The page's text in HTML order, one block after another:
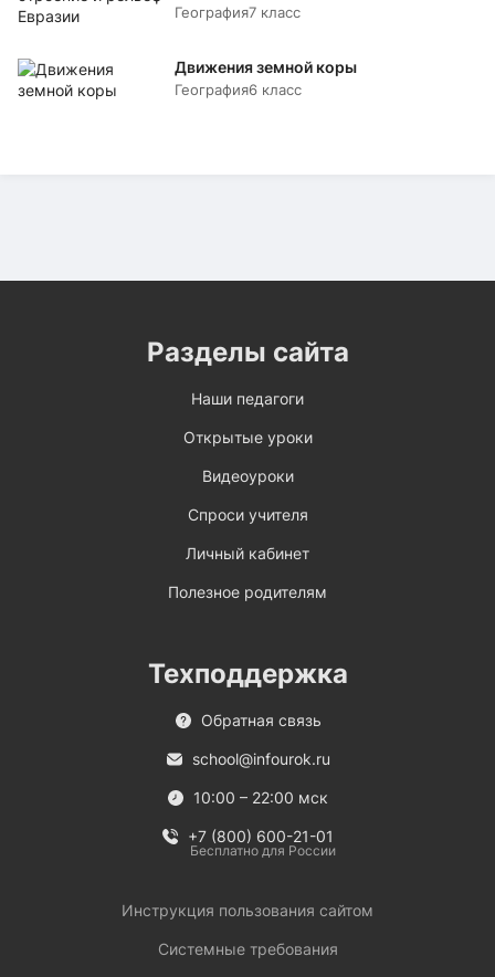
География7 класс
Движения земной коры
География6 класс
Разделы сайта
Наши педагоги
Открытые уроки
Видеоуроки
Спроси учителя
Личный кабинет
Полезное родителям
Техподдержка
Обратная связь
school@infourok.ru
10:00 – 22:00 мск
+7 (800) 600-21-01
Бесплатно для России
Инструкция пользования сайтом
Системные требования